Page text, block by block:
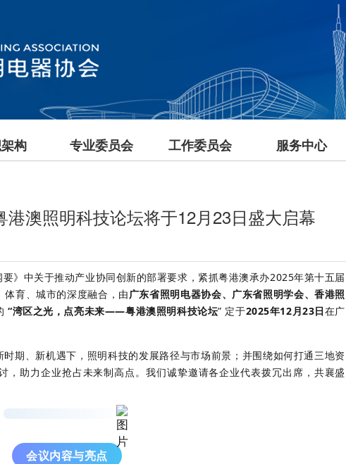
构 专业委员会 工作委员会 服务中心
澳照明科技论坛将于12月23日盛大启幕
》中关于推动产业协同创新的部署要求，紧抓粤港澳承办2025年第十五届
育、城市的深度融合，由广东省照明电器协会、广东省照明学会、香港照
“湾区之光，点亮未来——粤港澳照明科技论坛” 定于2025年12月23日在广
期、新机遇下，照明科技的发展路径与市场前景；并围绕如何打通三地资
，助力企业抢占未来制高点。我们诚挚邀请各企业代表拨冗出席，共襄盛
会议内容与亮点